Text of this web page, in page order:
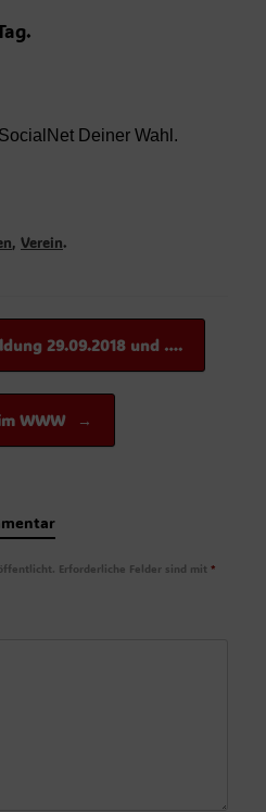
Deiner Wahl.
, Verein.
29.09.2018 und ….
WWW →
Erforderliche Felder sind mit *